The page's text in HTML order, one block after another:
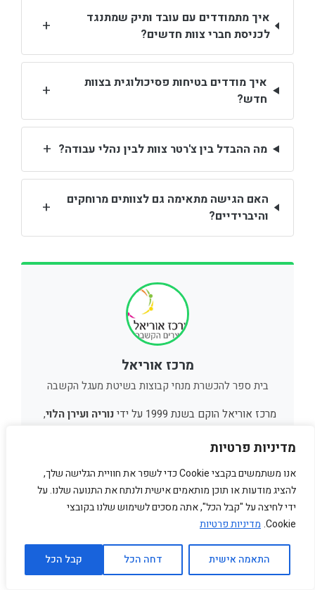
מדיניות פרטיות
אנו משתמשים בקבצי Cookie כדי לשפר את חוויית הגלישה שלך,
להציג מודעות או תוכן מותאמים אישית ולנתח את התנועה שלנו. על
ידי לחיצה על "קבל הכל", אתה מסכים לשימוש שלנו בקובצי
Cookie. מדיניות פרטיות
התאמה אישית דחה הכל קבל הכל
איך מתמודדים עם עובד ותיק שמתנגד
לכניסת חברי צוות חדשים?
+
איך מודדים בטיחות פסיכולוגית בצוות
חדש?
+
מה ההבדל בין צ'רטר צוות לבין נהלי עבודה? +
האם הגישה מתאימה גם לצוותים מרוחקים
והיברידיים?
+
מרכז אוריאל
בית ספר להכשרת מנחי קבוצות בשיטת מעגל הקשבה
מרכז אוריאל הוקם בשנת 1999 על ידי
נוריה ועירן הלוי,
Foundation בארה"ב. השניים הם מחלוצי שיטת מעגל
ההקשבה בישראל, ומפעילים בית ספר להכשרת מנחי
קבוצות בגישה נרטיבית באלוני אבא, עם שלוחה בעמק
חפר.
המרכז מציע קורסי הכשרה, סדנאות לזוגות ומשפחות,
השתלמויות למורים וסדנאות גיבוש לארגונים — כולם
צריך עזרה?